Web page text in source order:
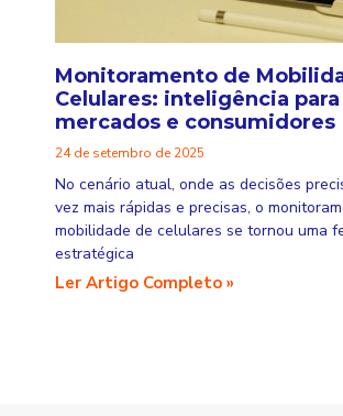
Monitoramento de
Celulares: inteligência
mercados e consumidores
24 de setembro de 2025
No cenário atual, onde as decisões
vez mais rápidas e precisas, o
mobilidade de celulares se tornou uma
estratégica
Ler Artigo Completo »